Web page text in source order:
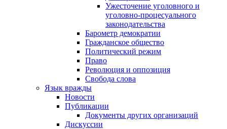
Ужесточение уголовного и
уголовно-процесуального
законодательства
Барометр демократии
Гражданское общество
Политический режим
Право
Революция и оппозиция
Свобода слова
Язык вражды
Новости
Публикации
Документы других организаций
Дискуссии